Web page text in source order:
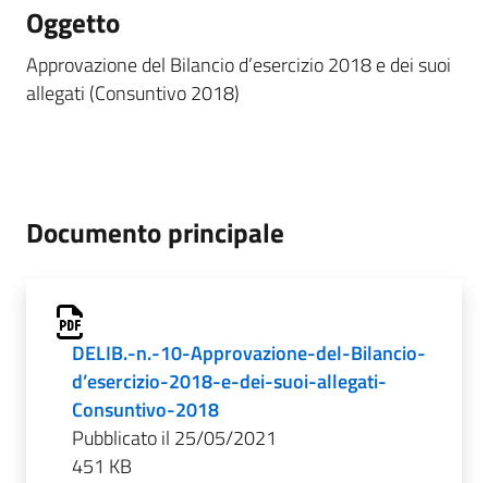
Oggetto
Approvazione del Bilancio d’esercizio 2018 e dei suoi
allegati (Consuntivo 2018)
Documento principale
DELIB.-n.-10-Approvazione-del-Bilancio-
d’esercizio-2018-e-dei-suoi-allegati-
Consuntivo-2018
Pubblicato il 25/05/2021
451 KB